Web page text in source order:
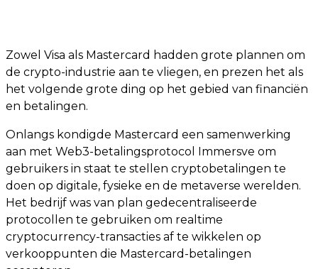
Zowel Visa als Mastercard hadden grote plannen om
de crypto-industrie aan te vliegen, en prezen het als
het volgende grote ding op het gebied van financiën
en betalingen.
Onlangs kondigde Mastercard een samenwerking
aan met Web3-betalingsprotocol Immersve om
gebruikers in staat te stellen cryptobetalingen te
doen op digitale, fysieke en de metaverse werelden.
Het bedrijf was van plan gedecentraliseerde
protocollen te gebruiken om realtime
cryptocurrency-transacties af te wikkelen op
verkooppunten die Mastercard-betalingen